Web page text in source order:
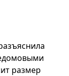
размер